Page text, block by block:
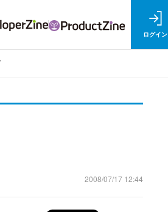
ログイン
2008/07/17 12:44